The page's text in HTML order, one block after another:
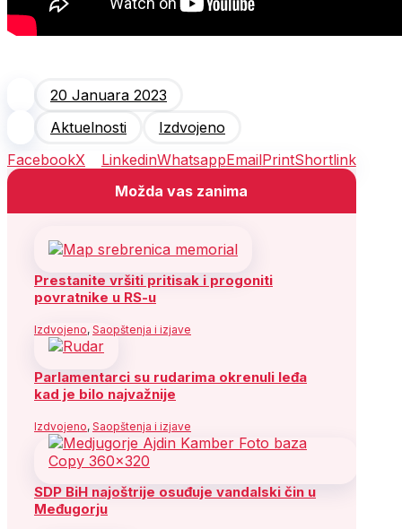
20 Januara 2023
Aktuelnosti
Izdvojeno
FacebookX LinkedinWhatsappEmailPrintShortlink
Možda vas zanima
Prestanite vršiti pritisak i progoniti
povratnike u RS-u
Izdvojeno, Saopštenja i izjave
Parlamentarci su rudarima okrenuli leđa
kad je bilo najvažnije
Izdvojeno, Saopštenja i izjave
SDP BiH najoštrije osuđuje vandalski čin u
Međugorju